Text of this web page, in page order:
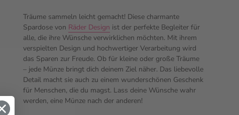
Träume sammeln leicht gemacht! Diese charmante
Spardose von Räder Design ist der perfekte Begleiter für
alle, die ihre Wünsche verwirklichen möchten. Mit ihrem
verspielten Design und hochwertiger Verarbeitung wird
das Sparen zur Freude. Ob für kleine oder große Träume
– jede Münze bringt dich deinem Ziel näher. Das liebevolle
Detail macht sie auch zu einem wunderschönen Geschenk
für Menschen, die du magst. Lass deine Wünsche wahr
werden, eine Münze nach der anderen!